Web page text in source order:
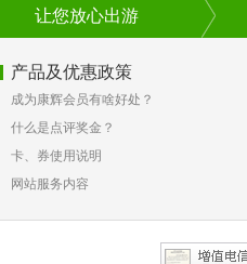
让您放心出游
产品及优惠政策
成为康辉会员有啥好处？
什么是点评奖金？
卡、券使用说明
网站服务内容